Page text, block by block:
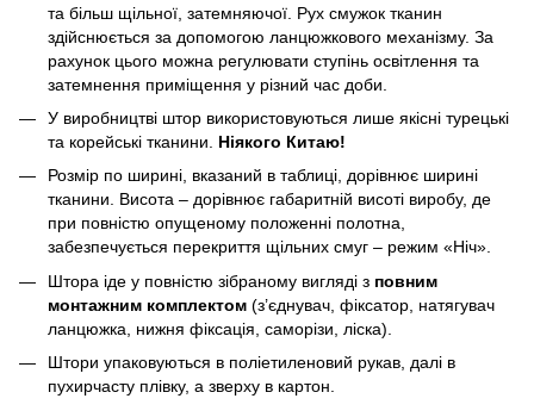
та більш щільної, затемняючої. Рух смужок тканин
здійснюється за допомогою ланцюжкового механізму. За
рахунок цього можна регулювати ступінь освітлення та
затемнення приміщення у різний час доби.
У виробництві штор використовуються лише якісні турецькі
та корейські тканини. Ніякого Китаю!
Розмір по ширині, вказаний в таблиці, дорівнює ширині
тканини. Висота – дорівнює габаритній висоті виробу, де
при повністю опущеному положенні полотна,
забезпечується перекриття щільних смуг – режим «Ніч».
Штора іде у повністю зібраному вигляді з повним
монтажним комплектом (з’єднувач, фіксатор, натягувач
ланцюжка, нижня фіксація, саморізи, ліска).
Штори упаковуються в поліетиленовий рукав, далі в
пухирчасту плівку, а зверху в картон.